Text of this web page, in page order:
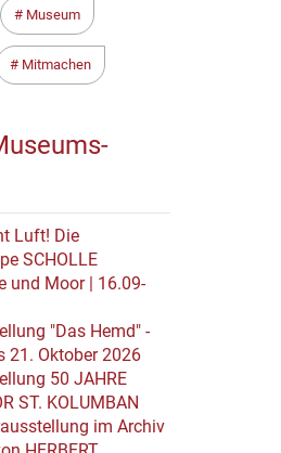
Museum
Mitmachen
Luft! Die
SCHOLLE
und Moor | 16.09-
"Das Hemd" -
21. Oktober 2026
50 JAHRE
ST. KOLUMBAN
im Archiv